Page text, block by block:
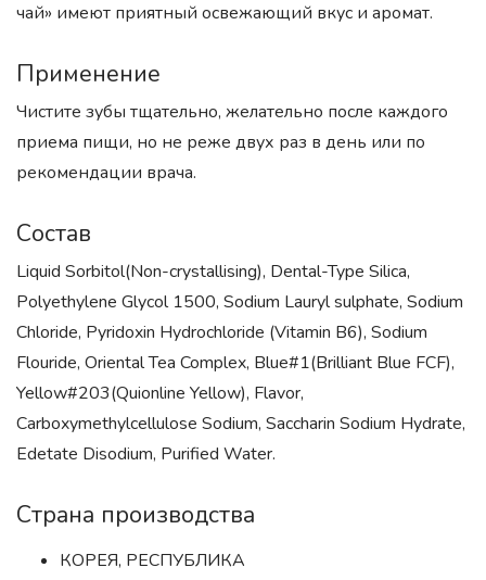
чай» имеют приятный освежающий вкус и аромат.
Применение
Чистите зубы тщательно, желательно после каждого
приема пищи, но не реже двух раз в день или по
рекомендации врача.
Состав
Liquid Sorbitol(Non-crystallising), Dental-Type Silica,
Polyethylene Glycol 1500, Sodium Lauryl sulphate, Sodium
Chloride, Pyridoxin Hydrochloride (Vitamin B6), Sodium
Flouride, Oriental Tea Complex, Blue#1(Brilliant Blue FCF),
Yellow#203(Quionline Yellow), Flavor,
Carboxymethylcellulose Sodium, Saccharin Sodium Hydrate,
Edetate Disodium, Purified Water.
Страна производства
КОРЕЯ, РЕСПУБЛИКА